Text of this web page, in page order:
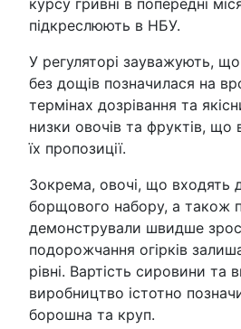
підкреслюють в НБУ.
У регуляторі зауважують,
без дощів позначилася на
термінах дозрівання та
низки овочів та фруктів, що
їх пропозиції.
Зокрема, овочі, що входять
борщового набору, а також
демонстрували швидше
подорожчання огірків
рівні. Вартість сировини та
виробництво істотно
борошна та круп.